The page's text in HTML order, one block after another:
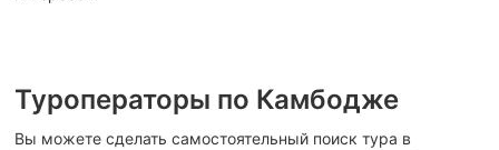
Туроператоры по Камбодже
Вы можете сделать самостоятельный поиск тура в